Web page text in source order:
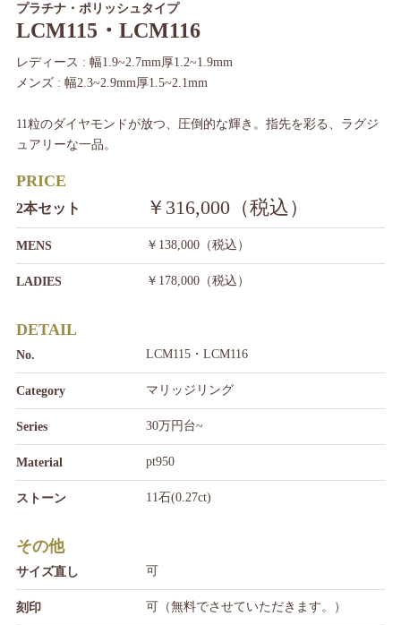
プラチナ・ポリッシュタイプ
LCM115・LCM116
レディース : 幅1.9~2.7mm厚1.2~1.9mm
メンズ : 幅2.3~2.9mm厚1.5~2.1mm
11粒のダイヤモンドが放つ、圧倒的な輝き。指先を彩る、ラグジ
ュアリーな一品。
PRICE
2本セット ￥316,000（税込）
MENS ￥138,000（税込）
LADIES ￥178,000（税込）
DETAIL
No. LCM115・LCM116
Category マリッジリング
Series 30万円台~
Material pt950
ストーン 11石(0.27ct)
その他
サイズ直し 可
刻印 可（無料でさせていただきます。）